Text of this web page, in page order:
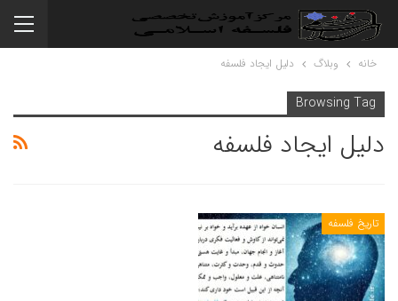
خانه وبلاگ دلیل ایجاد فلسفه
Browsing Tag
دلیل ایجاد فلسفه
تاریخ فلسفه